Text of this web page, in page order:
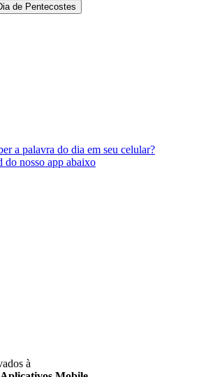
de Pentecostes
a palavra do dia em seu celular?
do nosso app abaixo
à